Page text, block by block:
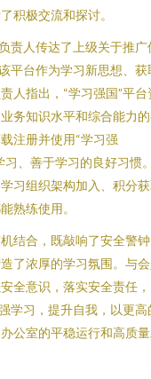
积极交流和探讨。
责人传达了上级关于推广
平台作为学习新思想、获
人指出，“学习强国”平台
务知识水平和综合能力
注册并使用“学习强
习、善于学习的良好习惯
习组织架构加入、积分
熟练使用。
结合，既敲响了安全警
了浓厚的学习氛围。与
全意识，落实安全责任
学习，提升自我，以更高
公室的平稳运行和高质